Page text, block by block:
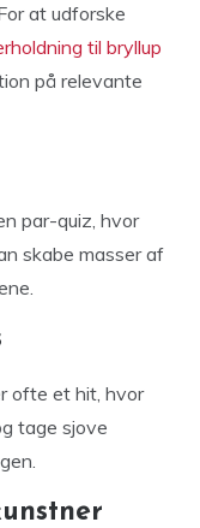
at udforske
til bryllup
på relevante
par-quiz, hvor
skabe masser af
ofte et hit, hvor
tage sjove